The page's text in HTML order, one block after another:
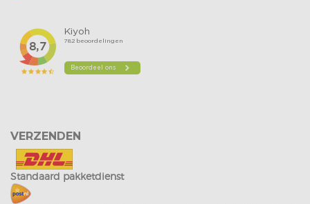
VERZENDEN
Standaard pakketdienst